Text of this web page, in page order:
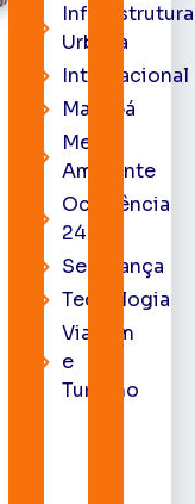
Infraestrutura
Urbana
Internacional
Macapá
Meio
Ambiente
Ocorrência
24h
Segurança
Tecnologia
Viagem
e
Turismo